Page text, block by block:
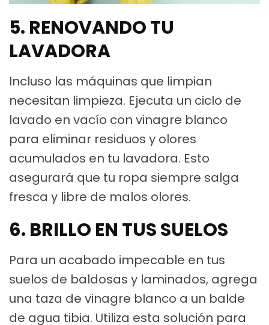
5. RENOVANDO TU
LAVADORA
Incluso las máquinas que limpian
necesitan limpieza. Ejecuta un ciclo de
lavado en vacío con vinagre blanco
para eliminar residuos y olores
acumulados en tu lavadora. Esto
asegurará que tu ropa siempre salga
fresca y libre de malos olores.
6. BRILLO EN TUS SUELOS
Para un acabado impecable en tus
suelos de baldosas y laminados, agrega
una taza de vinagre blanco a un balde
de agua tibia. Utiliza esta solución para